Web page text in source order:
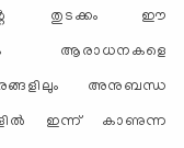
തുടക്കം ഈ
ആരാധനകളെ
അനുബന്ധ
ഇന്ന് കാണുന്ന